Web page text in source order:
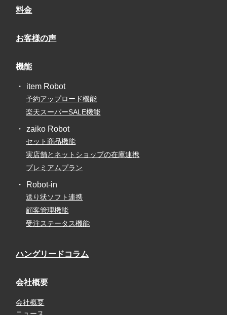
料金
お客様の声
機能
item Robot
予約アップロード機能
楽天スーパーSALE機能
zaiko Robot
セット商品機能
実店舗とネットショップの在庫連携
プレミアムプラン
Robot-in
送り状ソフト連携
顧客管理機能
受注ステータス機能
ハングリードコラム
会社概要
会社概要